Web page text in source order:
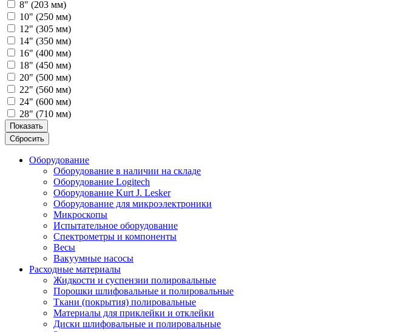
8" (203 мм)
10" (250 мм)
12" (305 мм)
14" (350 мм)
16" (400 мм)
18" (450 мм)
20" (500 мм)
22" (560 мм)
24" (600 мм)
28" (710 мм)
Показать
Сбросить
Оборудование
Оборудование в наличии на складе
Оборудование Logitech
Оборудование Kurt J. Lesker
Оборудование для микроэлектроники
Микроскопы
Испытательное оборудование
Спектрометры и компоненты
Весы
Вакуумные насосы
Расходные материалы
Жидкости и суспензии полировальные
Порошки шлифовальные и полировальные
Ткани (покрытия) полировальные
Материалы для приклейки и отклейки
Диски шлифовальные и полировальные